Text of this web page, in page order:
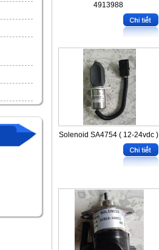
4913988
Solenoid SA4754 ( 12-24vdc )